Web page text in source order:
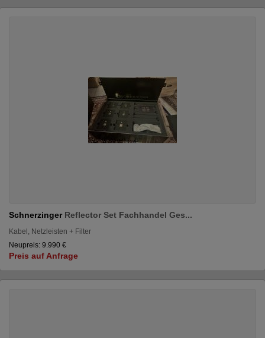
Schnerzinger Reflector Set Fachhandel Ges...
Kabel, Netzleisten + Filter
Neupreis: 9.990 €
Preis auf Anfrage